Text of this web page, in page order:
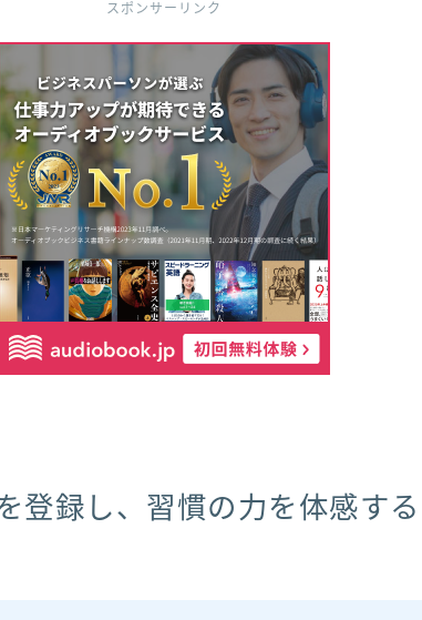
スポンサーリンク
登録し、習慣の力を体感する